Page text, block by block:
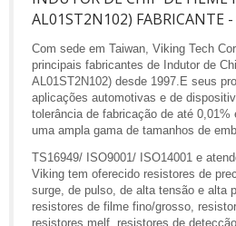
AL01ST2N102) FABRICANTE
Com sede em Taiwan, Viking Tech
principais fabricantes de Indutor de
AL01ST2N102) desde 1997.E seus
aplicações automotivas e de
tolerância de fabricação de até 0,01%
uma ampla gama de tamanhos de
TS16949/ ISO9001/ ISO14001 e
Viking tem oferecido resistores de
surge, de pulso, de alta tensão e alta
resistores de filme fino/grosso,
resistores melf, resistores de